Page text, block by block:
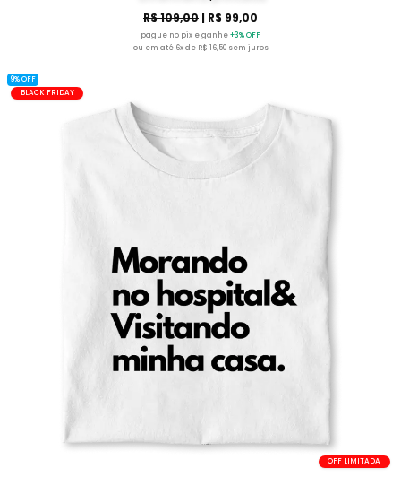
R$ 109,00 | R$ 99,00
pague no pix e ganhe+3% OFF
ou em até 6x de R$ 16,50 sem juros
BLACK FRIDAY
OFF LIMITADA
9% OFF